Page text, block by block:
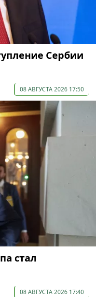
Сербии
08 АВГУСТА 2026 17:50
стал
08 АВГУСТА 2026 17:40